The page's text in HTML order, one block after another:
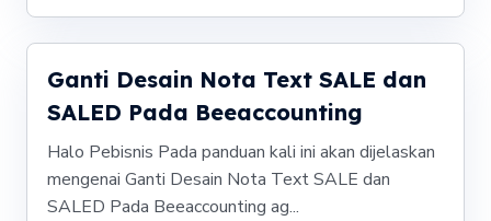
Ganti Desain Nota Text SALE dan
SALED Pada Beeaccounting
Halo Pebisnis Pada panduan kali ini akan dijelaskan
mengenai Ganti Desain Nota Text SALE dan
SALED Pada Beeaccounting ag...